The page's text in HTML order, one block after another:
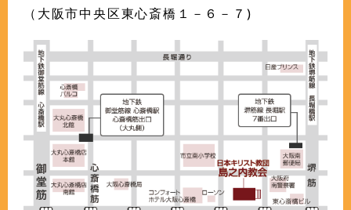
（大阪市中央区東心斎橋１－６－７)